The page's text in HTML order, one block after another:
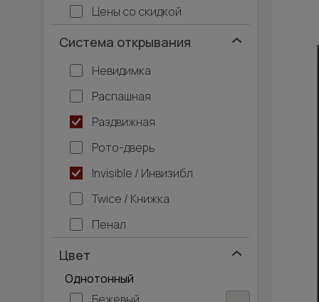
Цены со скидкой
Система открывания
Невидимка
Распашная
Раздвижная
Рото-дверь
Invisible / Инвизибл
Twice / Книжка
Пенал
Цвет
Однотонный
Со
Со